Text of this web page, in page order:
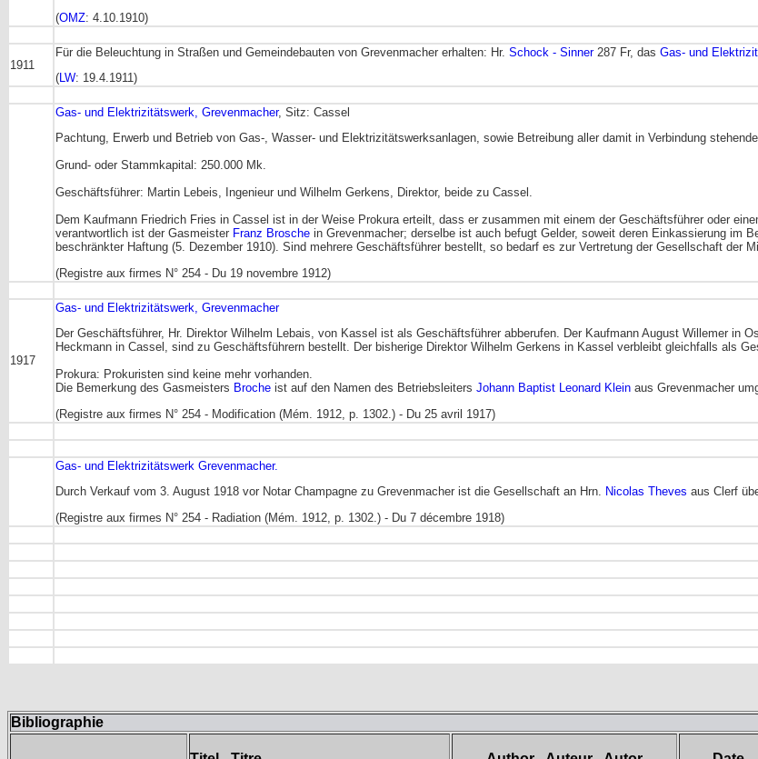
(OMZ: 4.10.1910)
1911
Für die Beleuchtung in Straßen und Gemeindebauten von Grevenmacher erhalten: Hr. Schock - Sinner 287 Fr, das Gas- und
(LW: 19.4.1911)
Gas- und Elektrizitätswerk, Grevenmacher, Sitz: Cassel
Pachtung, Erwerb und Betrieb von Gas-, Wasser- und Elektrizitätswerksanlagen, sowie Betreibung aller damit in Verbindung
Grund- oder Stammkapital: 250.000 Mk.
Geschäftsführer: Martin Lebeis, Ingenieur und Wilhelm Gerkens, Direktor, beide zu Cassel.
Dem Kaufmann Friedrich Fries in Cassel ist in der Weise Prokura erteilt, dass er zusammen mit einem der Geschäftsführer oder
verantwortlich ist der Gasmeister Franz Brosche in Grevenmacher; derselbe ist auch befugt Gelder, soweit deren Einkassierung im
beschränkter Haftung (5. Dezember 1910). Sind mehrere Geschäftsführer bestellt, so bedarf es zur Vertretung der Gesellschaft der
(Registre aux firmes N° 254 - Du 19 novembre 1912)
1917
Gas- und Elektrizitätswerk, Grevenmacher
Der Geschäftsführer, Hr. Direktor Wilhelm Lebais, von Kassel ist als Geschäftsführer abberufen. Der Kaufmann August Willemer in
Heckmann in Cassel, sind zu Geschäftsführern bestellt. Der bisherige Direktor Wilhelm Gerkens in Kassel verbleibt gleichfalls als
Prokura: Prokuristen sind keine mehr vorhanden.
Die Bemerkung des Gasmeisters Broche ist auf den Namen des Betriebsleiters Johann Baptist Leonard Klein aus Grevenmacher
(Registre aux firmes N° 254 - Modification (Mém. 1912, p. 1302.) - Du 25 avril 1917)
Gas- und Elektrizitätswerk Grevenmacher.
Durch Verkauf vom 3. August 1918 vor Notar Champagne zu Grevenmacher ist die Gesellschaft an Hrn. Nicolas Theves aus Clerf
(Registre aux firmes N° 254 - Radiation (Mém. 1912, p. 1302.) - Du 7 décembre 1918)
Bibliographie